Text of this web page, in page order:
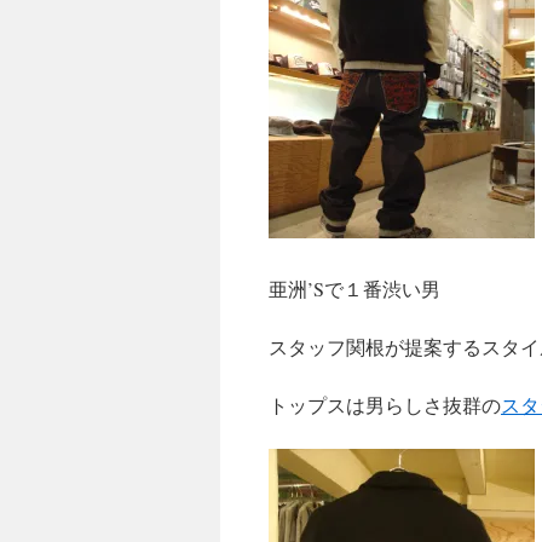
キ
ッ
亜洲’Sで１番渋い男
スタッフ関根が提案するスタ
トップスは男らしさ抜群のス